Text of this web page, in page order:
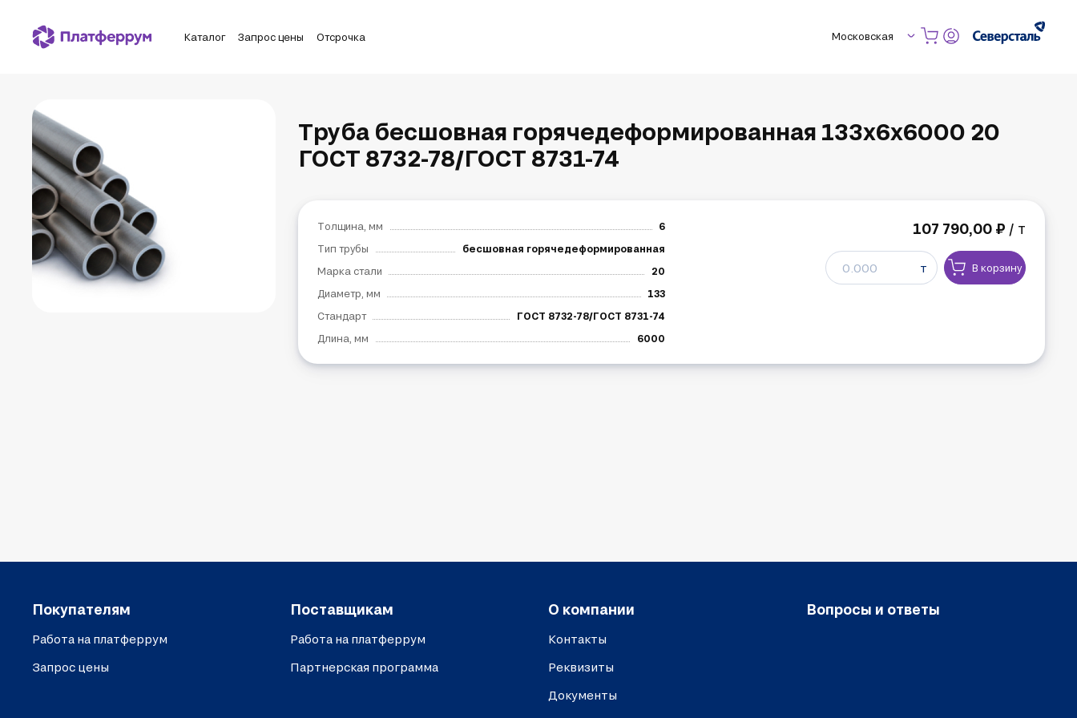
Каталог Запрос цены Отсрочка Московская
Труба бесшовная горячедеформированная 133х6х6000 20
ГОСТ 8732-78/ГОСТ 8731-74
107 790,00 ₽ / т
т В корзину
Толщина, мм
6
Тип трубы
бесшовная горячедеформированная
Марка стали
20
Диаметр, мм
133
Стандарт
ГОСТ 8732-78/ГОСТ 8731-74
Длина, мм
6000
Покупателям
Работа на платферрум
Запрос цены
Поставщикам
Работа на платферрум
Партнерская программа
О компании
Контакты
Реквизиты
Документы
Вопросы и ответы